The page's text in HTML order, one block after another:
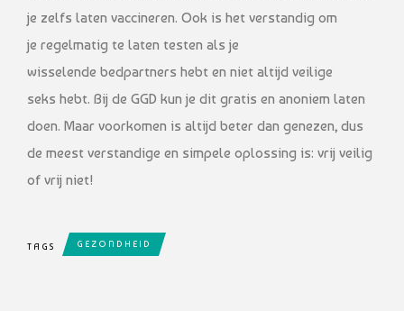
je zelfs laten vaccineren. Ook is het verstandig om
je regelmatig te laten testen als je
wisselende bedpartners hebt en niet altijd veilige
seks hebt. Bij de GGD kun je dit gratis en anoniem laten
doen. Maar voorkomen is altijd beter dan genezen, dus
de meest verstandige en simpele oplossing is: vrij veilig
of vrij niet!
TAGS GEZONDHEID